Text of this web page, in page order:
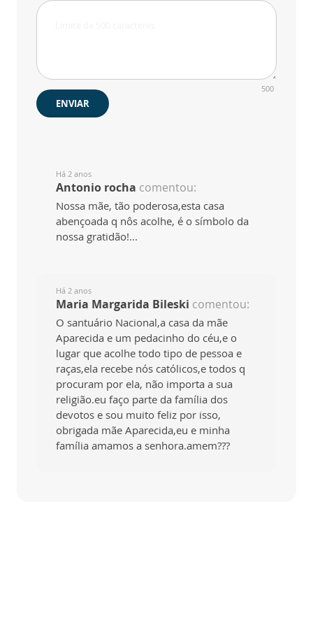
500
ENVIAR
Há 2 anos
Antonio rocha comentou:
Nossa mãe, tão poderosa,esta casa
abençoada q nôs acolhe, é o símbolo da
nossa gratidão!...
Há 2 anos
Maria Margarida Bileski comentou:
O santuário Nacional,a casa da mãe
Aparecida e um pedacinho do céu,e o
lugar que acolhe todo tipo de pessoa e
raças,ela recebe nós católicos,e todos q
procuram por ela, não importa a sua
religião.eu faço parte da família dos
devotos e sou muito feliz por isso,
obrigada mãe Aparecida,eu e minha
família amamos a senhora.amem???